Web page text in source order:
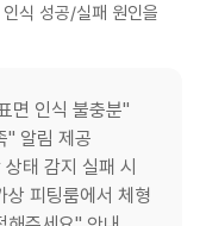
식 성공/실패 원인을
면 인식 불충분"
" 알림 제공
태 감지 실패 시
피팅룸에서 체형